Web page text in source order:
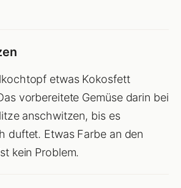
etwas Kokosfett
vorbereitete Gemüse darin bei
anschwitzen, bis es
duftet. Etwas Farbe an den
kein Problem.